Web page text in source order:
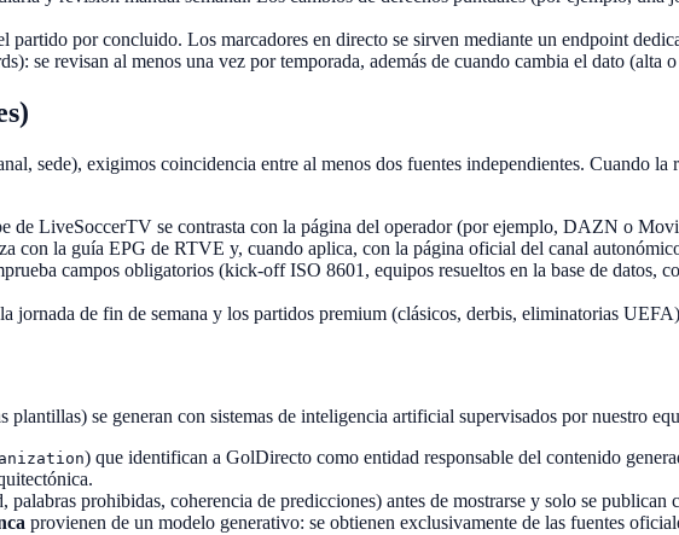
partido por concluido. Los marcadores en directo se sirven mediante un endpoint
se revisan al menos una vez por temporada, además de cuando cambia el dato (alta
sede), exigimos coincidencia entre al menos dos fuentes independientes. Cuando
de LiveSoccerTV se contrasta con la página del operador (por ejemplo, DAZN o
con la guía EPG de RTVE y, cuando aplica, con la página oficial del canal
campos obligatorios (kick-off ISO 8601, equipos resueltos en la base de datos,
jornada de fin de semana y los partidos premium (clásicos, derbis, eliminatorias
se generan con sistemas de inteligencia artificial supervisados por nuestro
) que identifican a GolDirecto como entidad responsable del contenido
prohibidas, coherencia de predicciones) antes de mostrarse y solo se
provienen de un modelo generativo: se obtienen exclusivamente de las fuentes